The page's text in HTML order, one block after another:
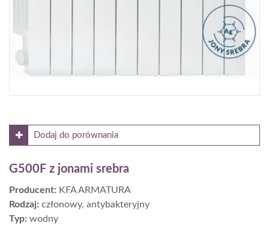
Dodaj do porównania
G500F z jonami srebra
Producent: KFA ARMATURA
Rodzaj: członowy, antybakteryjny
Typ: wodny